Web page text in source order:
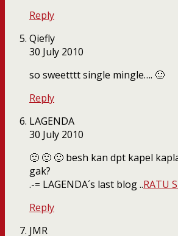
Reply
Qiefly
30 July 2010
so sweetttt single mingle…. 🙂
Reply
LAGENDA
30 July 2010
🙂 🙂 🙂 besh kan dpt kapel
gak?
.-= LAGENDA´s last blog ..RATU
Reply
JMR